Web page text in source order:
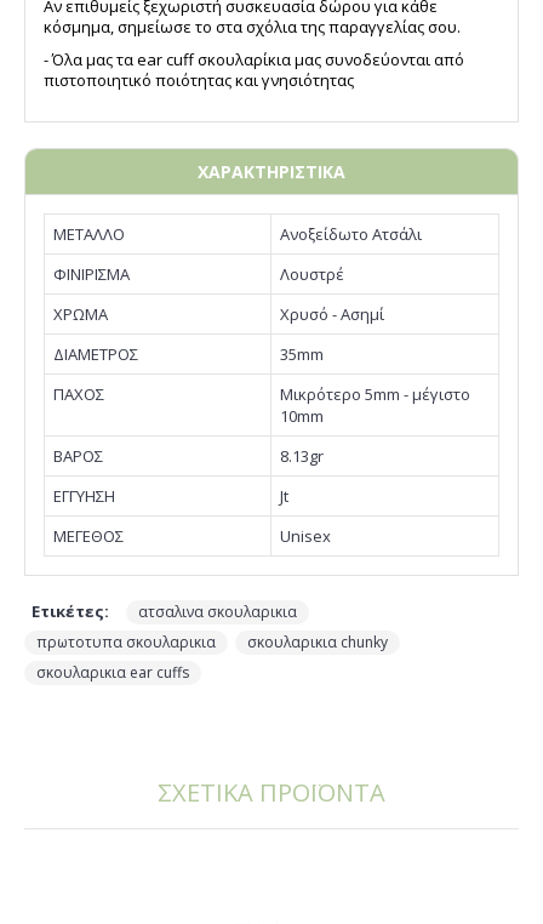
Αν επιθυμείς ξεχωριστή συσκευασία δώρου για κάθε
κόσμημα, σημείωσε το στα σχόλια της παραγγελίας σου.
- Όλα μας τα ear cuff σκουλαρίκια μας συνοδεύονται από
πιστοποιητικό ποιότητας και γνησιότητας
ΧΑΡΑΚΤΗΡΙΣΤΙΚΑ
ΜΕΤΑΛΛΟ
Ανοξείδωτο Ατσάλι
ΦΙΝΙΡΙΣΜΑ
Λουστρέ
ΧΡΩΜΑ
Χρυσό - Ασημί
ΔΙΑΜΕΤΡΟΣ
35mm
ΠΑΧΟΣ
Μικρότερο 5mm - μέγιστο
10mm
ΒΑΡΟΣ
8.13gr
EΓΓΥΗΣΗ
Jt
ΜΕΓΕΘΟΣ
Unisex
Ετικέτες: ατσαλινα σκουλαρικια
πρωτοτυπα σκουλαρικια σκουλαρικια chunky
σκουλαρικια ear cuffs
ΣΧΕΤΙΚΑ ΠΡΟΪΟΝΤΑ